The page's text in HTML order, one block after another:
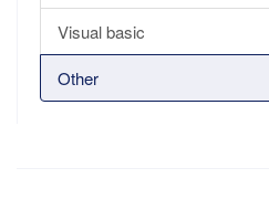
Visual basic
Other